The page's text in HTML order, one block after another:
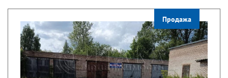
Продажа